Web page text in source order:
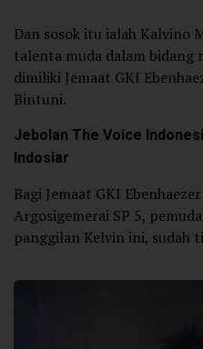
Dan sosok itu ialah Kalvino
talenta muda dalam bidang
dimiliki Jemaat GKI
Bintuni.
Jebolan The Voice
Indosiar
Bagi Jemaat GKI
Argosigemerai SP 5,
panggilan Kelvin ini, sudah